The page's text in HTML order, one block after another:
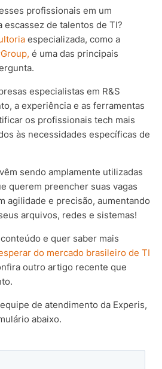
profissionais em um
escassez de talentos de TI?
especializada, como a
é uma das principais
especialistas em R&S
a experiência e as ferramentas
os profissionais tech mais
às necessidades específicas de
sendo amplamente utilizadas
querem preencher suas vagas
agilidade e precisão, aumentando
arquivos, redes e sistemas!
e quer saber mais
do mercado brasileiro de TI
outro artigo recente que
de atendimento da Experis,
abaixo.